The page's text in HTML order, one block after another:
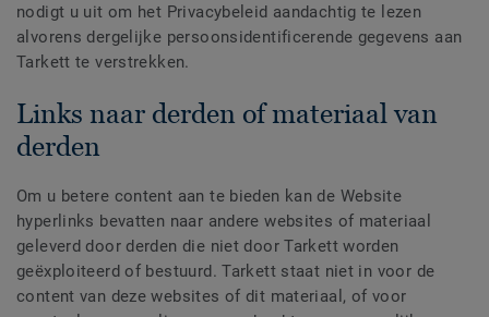
nodigt u uit om het Privacybeleid aandachtig te lezen
alvorens dergelijke persoonsidentificerende gegevens aan
Tarkett te verstrekken.
Links naar derden of materiaal van
derden
Om u betere content aan te bieden kan de Website
hyperlinks bevatten naar andere websites of materiaal
geleverd door derden die niet door Tarkett worden
geëxploiteerd of bestuurd. Tarkett staat niet in voor de
content van deze websites of dit materiaal, of voor